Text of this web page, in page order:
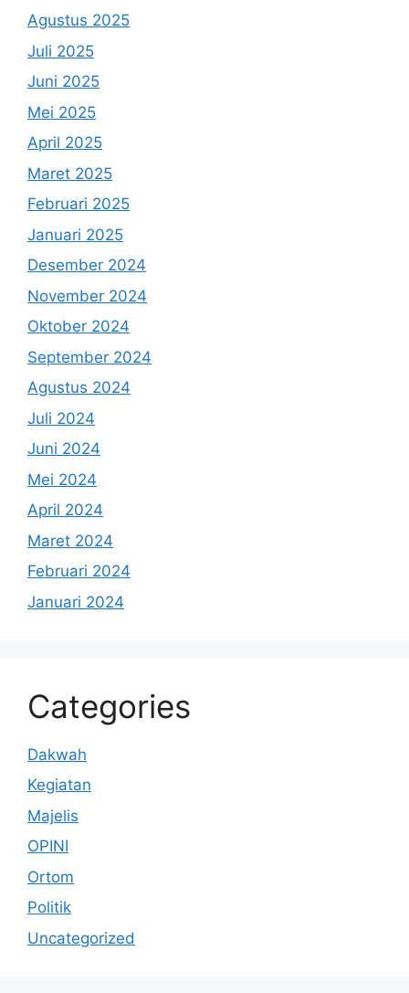
Agustus 2025
Juli 2025
Juni 2025
Mei 2025
April 2025
Maret 2025
Februari 2025
Januari 2025
Desember 2024
November 2024
Oktober 2024
September 2024
Agustus 2024
Juli 2024
Juni 2024
Mei 2024
April 2024
Maret 2024
Februari 2024
Januari 2024
Categories
Dakwah
Kegiatan
Majelis
OPINI
Ortom
Politik
Uncategorized